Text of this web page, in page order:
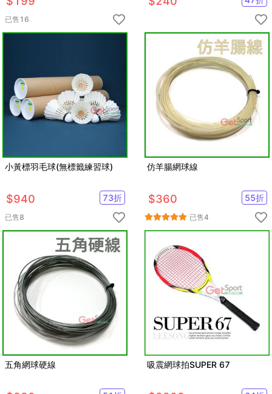
動 登山 哨子
已售 16
小黃標羽毛球(無標籤練習球)
$940 73折
已售8
仿羊腸網球線
$360 55折
已售4
五角網球硬線 吸震網球拍SUPER 67